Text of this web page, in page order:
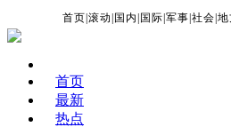
首页 |滚动 国内 国际 |军事 |社会 |地
首页
最新
热点